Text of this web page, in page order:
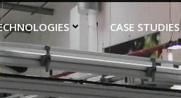
CASE STUDIES